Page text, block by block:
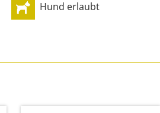
Hund erlaubt